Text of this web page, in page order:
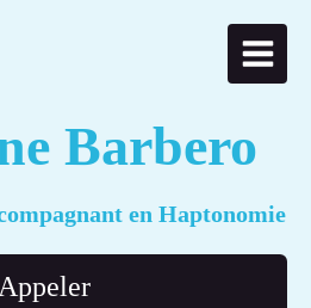
Barbero
en Haptonomie
Appeler